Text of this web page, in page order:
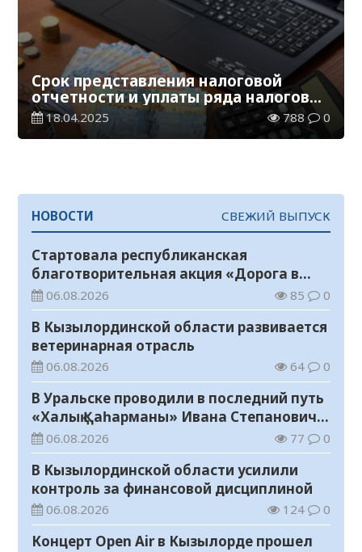
Срок представления налоговой
отчетности и уплаты ряда налогов
истекает 21 апреля
18.04.2025 788 0
НОВОСТИ СВЕЖИЙ ВЫПУСК
Стартовала республиканская
благотворительная акция «Дорога в
школу»
06.08.2026 85 0
В Кызылординской области развивается
ветеринарная отрасль
06.08.2026 64 0
В Уральске проводили в последний путь
«Халық Қаһарманы» Ивана Степановича
Гапича
06.08.2026 77 0
В Кызылординской области усилили
контроль за финансовой дисциплиной
06.08.2026 124 0
Концерт Open Air в Кызылорде прошел